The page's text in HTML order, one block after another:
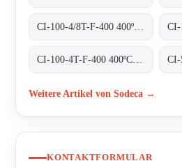
Weitere Artikel von Sodeca →
KONTAKTFORMULAR